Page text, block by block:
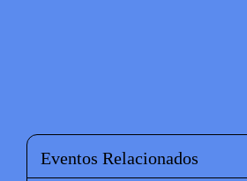
Eventos Relacionados